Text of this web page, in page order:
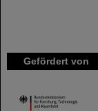
Gefördert von
HMWK